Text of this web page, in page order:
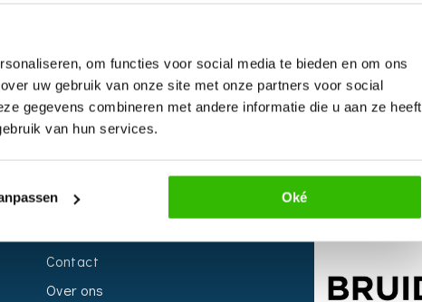
om functies voor social media te bieden en om ons
uw gebruik van onze site met onze partners voor social
gegevens combineren met andere informatie die u aan ze heeft
van hun services.
Oké
Contact
Over ons